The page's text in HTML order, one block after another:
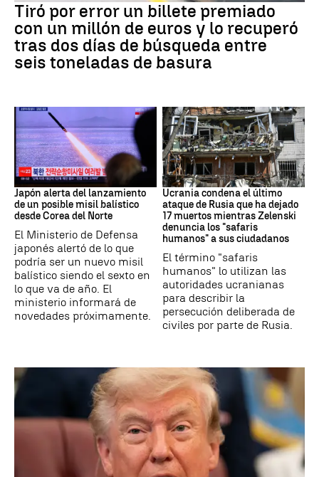
Tiró por error un billete premiado
con un millón de euros y lo recuperó
tras dos días de búsqueda entre
seis toneladas de basura
JAPÓN
Japón alerta del lanzamiento
de un posible misil balístico
desde Corea del Norte
El Ministerio de Defensa
japonés alertó de lo que
podría ser un nuevo misil
balístico siendo el sexto en
lo que va de año. El
ministerio informará de
novedades próximamente.
GUERRRA
Ucrania condena el último
ataque de Rusia que ha dejado
17 muertos mientras Zelenski
denuncia los "safaris
humanos" a sus ciudadanos
El término "safaris
humanos" lo utilizan las
autoridades ucranianas
para describir la
persecución deliberada de
civiles por parte de Rusia.